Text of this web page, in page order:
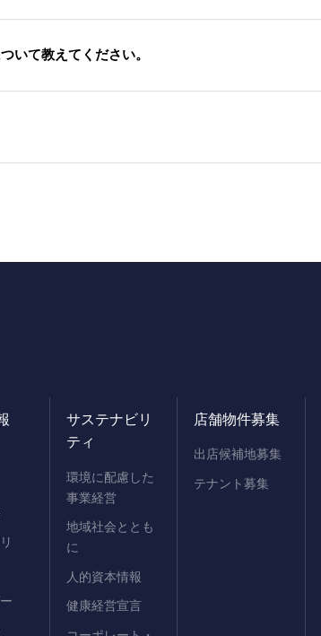
いて教えてください。
サステナビリ
ティ
環境に配慮した
事業経営
地域社会ととも
に
人的資本情報
健康経営宣言
店舗物件募集
出店候補地募集
テナント募集